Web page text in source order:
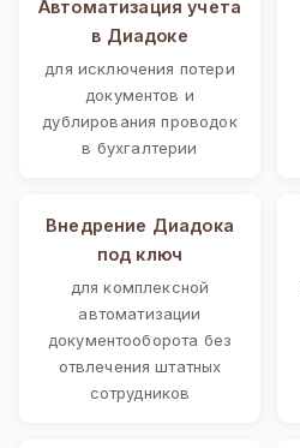
Автоматизация учета
в Диадоке
для исключения потери
документов и
дублирования проводок
в бухгалтерии
Внедрение Диадока
под ключ
для комплексной
автоматизации
документооборота без
отвлечения штатных
сотрудников